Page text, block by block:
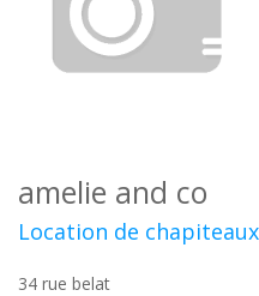
amelie and co
Location de
34 rue belat